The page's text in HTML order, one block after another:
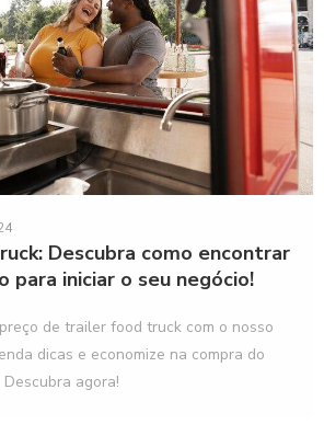
Descubra como encontrar
para iniciar o seu negócio!
de trailer food truck com o nosso
dicas e economize na compra do
agora!